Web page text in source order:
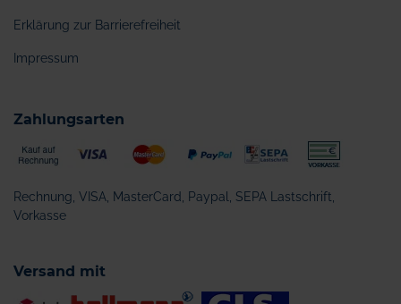
Erklärung zur Barrierefreiheit
Impressum
Zahlungsarten
Rechnung, VISA, MasterCard, Paypal, SEPA Lastschrift,
Vorkasse
Versand mit